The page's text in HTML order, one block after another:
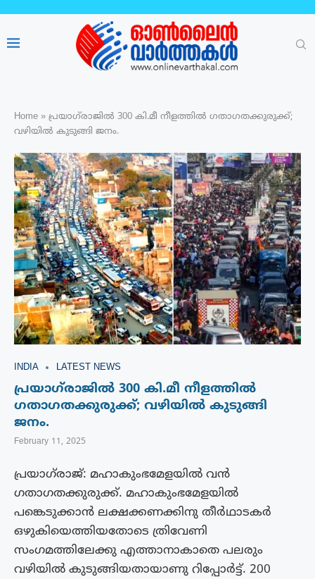
Home » പ്രയാഗ്‌രാജില്‍ 300 കി.മീ നീളത്തിൽ ഗതാഗതക്കുരുക്ക്;
വഴിയിൽ കുടുങ്ങി ജനം.
INDIA LATEST NEWS
പ്രയാഗ്‌രാജില്‍ 300 കി.മീ നീളത്തിൽ
ഗതാഗതക്കുരുക്ക്; വഴിയിൽ കുടുങ്ങി
ജനം.
February 11, 2025
പ്രയാഗ്‌രാജ്: മഹാകുംഭമേളയില്‍ വന്‍
ഗതാഗതക്കുരുക്ക്. മഹാകുംഭമേളയില്‍
പങ്കെടുക്കാൻ ലക്ഷക്കണക്കിനു തീർഥാടകർ
ഒഴുകിയെത്തിയതോടെ ത്രിവേണി
സംഗമത്തിലേക്കു എത്താനാകാതെ പലരും
വഴിയിൽ കുടുങ്ങിയതായാണു റിപ്പോർട്ട്. 200